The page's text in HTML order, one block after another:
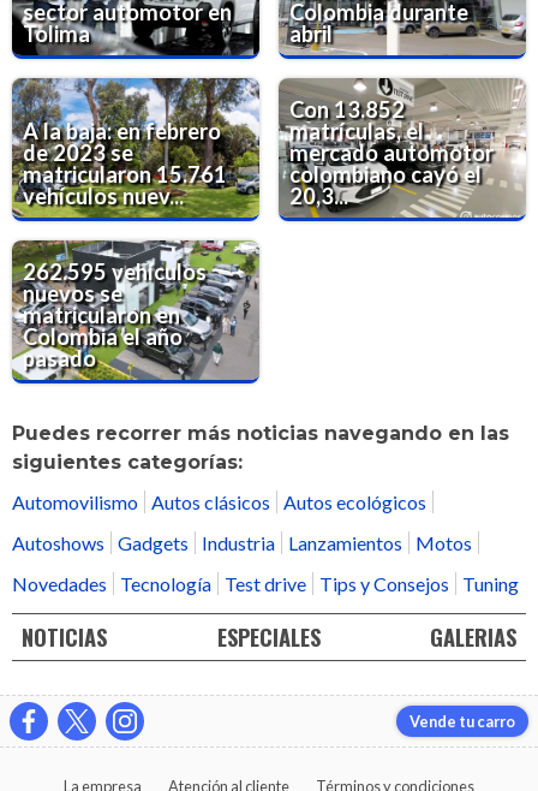
sector automotor en
Tolima
Colombia durante
abril
A la baja: en febrero
de 2023 se
matricularon 15.761
vehículos nuev...
Con 13.852
matrículas, el
mercado automotor
colombiano cayó el
20,3...
262.595 vehículos
nuevos se
matricularon en
Colombia el año
pasado
Puedes recorrer más noticias navegando en las
siguientes categorías:
Automovilismo Autos clásicos
Autos ecológicos
Autoshows
Gadgets Industria Lanzamientos
Motos
Novedades
Tecnología Test drive Tips y Consejos Tuning
NOTICIAS ESPECIALES GALERIAS
Vende tu carro
La empresa Atención al cliente Términos y condiciones